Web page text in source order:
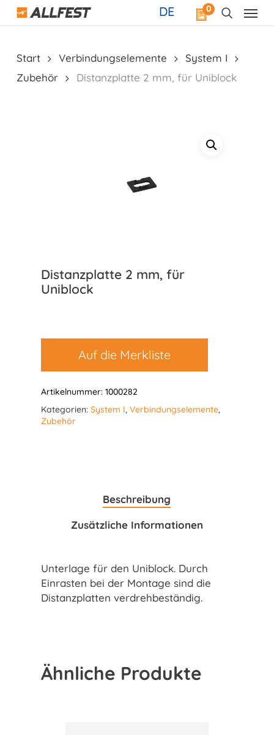
Skip
0
DE
Start Verbindungselemente
System I
Zubehör
Distanzplatte 2 mm, für Uniblock
Distanzplatte 2 mm, für
Uniblock
Auf die Merkliste
Artikelnummer: 1000282
Kategorien: System I, Verbindungselemente,
Zubehör
Beschreibung
Zusätzliche Informationen
Unterlage für den Uniblock. Durch
Einrasten bei der Montage sind die
Distanzplatten verdrehbeständig.
Ähnliche Produkte